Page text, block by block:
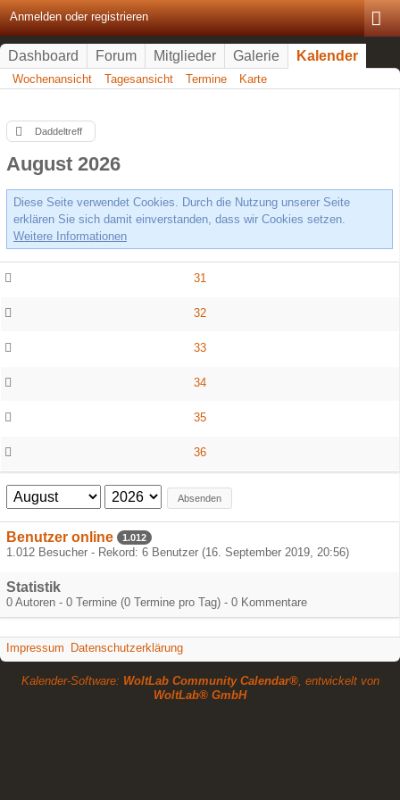
Anmelden oder registrieren
Dashboard Forum Mitglieder Galerie Kalender
Wochenansicht Tagesansicht Termine Karte
Daddeltreff
August 2026
Diese Seite verwendet Cookies. Durch die Nutzung unserer Seite
erklären Sie sich damit einverstanden, dass wir Cookies setzen.
Weitere Informationen
31
32
33
34
35
36
Absenden
Benutzer online 1.012
1.012 Besucher - Rekord: 6 Benutzer (16. September 2019, 20:56)
Statistik
0 Autoren - 0 Termine (0 Termine pro Tag) - 0 Kommentare
Impressum Datenschutzerklärung
Kalender-Software: WoltLab Community Calendar®, entwickelt von
WoltLab® GmbH